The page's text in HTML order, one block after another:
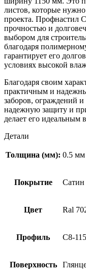
листов, которые
проекта. Профнастил
прочностью и
выбором для
благодаря
гарантирует его
условиях высокой
Благодаря своим
практичным и
заборов, ограждений
надежную защиту и
делает его идеальным
Детали
Толщина (мм): 0.5 мм
Покрытие Сатин
Цвет Ral
Профиль С8-
Поверхность